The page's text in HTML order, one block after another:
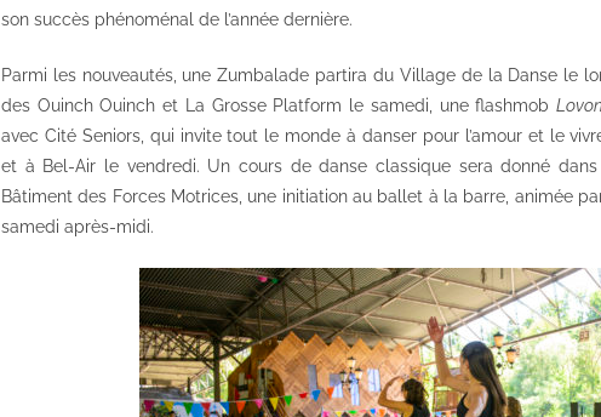
son succès phénoménal de l’année dernière.
Parmi les nouveautés, une Zumbalade partira du Village de la Danse le
des Ouinch Ouinch et La Grosse Platform le samedi, une flashmob
avec Cité Seniors, qui invite tout le monde à danser pour l’amour et le
et à Bel-Air le vendredi. Un cours de danse classique sera donné
Bâtiment des Forces Motrices, une initiation au ballet à la barre, animée
samedi après-midi.